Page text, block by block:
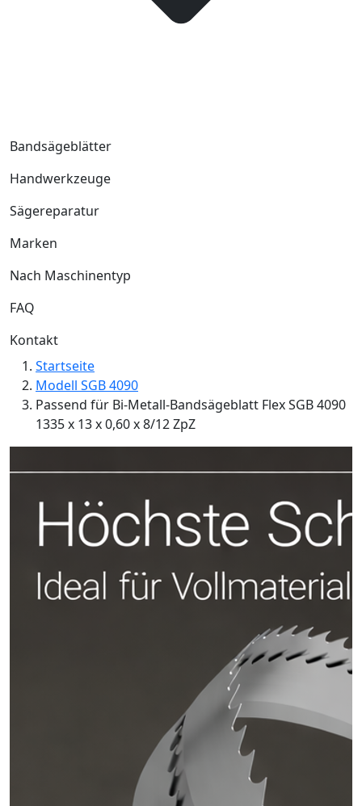
Bandsägeblätter
Handwerkzeuge
Sägereparatur
Marken
Nach Maschinentyp
FAQ
Kontakt
Startseite
Modell SGB 4090
Passend für Bi-Metall-Bandsägeblatt Flex SGB 4090
1335 x 13 x 0,60 x 8/12 ZpZ